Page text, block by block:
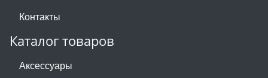
Контакты
Каталог товаров
Аксессуары